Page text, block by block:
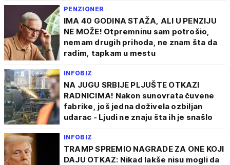
PENZIONER
IMA 40 GODINA STAŽA, ALI U PENZIJU
NE MOŽE! Otpremninu sam potrošio,
nemam drugih prihoda, ne znam šta da
radim, tapkam u mestu
INFOBIZ
NA JUGU SRBIJE PLJUŠTE OTKAZI
RADNICIMA! Nakon sunovrata čuvene
fabrike, još jedna doživela ozbiljan
udarac - Ljudi ne znaju šta ih je snašlo
INFOBIZ
TRAMP SPREMIO NAGRADE ZA ONE KOJI
DAJU OTKAZ: Nikad lakše nisu mogli da